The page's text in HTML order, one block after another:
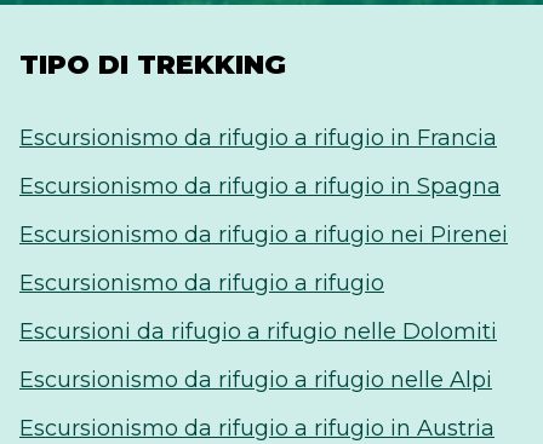
TIPO DI TREKKING
Escursionismo da rifugio a rifugio in Francia
Escursionismo da rifugio a rifugio in Spagna
Escursionismo da rifugio a rifugio nei Pirenei
Escursionismo da rifugio a rifugio
Escursioni da rifugio a rifugio nelle Dolomiti
Escursionismo da rifugio a rifugio nelle Alpi
Escursionismo da rifugio a rifugio in Austria